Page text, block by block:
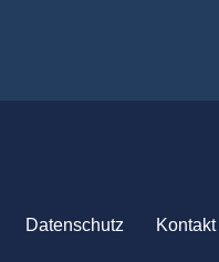
Datenschutz Kontakt